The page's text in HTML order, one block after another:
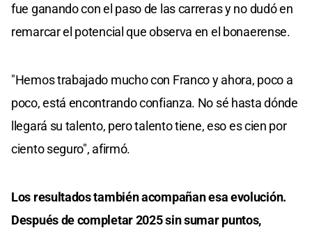
fue ganando con el paso de las carreras y no dudó en
remarcar el potencial que observa en el bonaerense.
"Hemos trabajado mucho con Franco y ahora, poco a
poco, está encontrando confianza. No sé hasta dónde
llegará su talento, pero talento tiene, eso es cien por
ciento seguro", afirmó.
Los resultados también acompañan esa evolución.
Después de completar 2025 sin sumar puntos,